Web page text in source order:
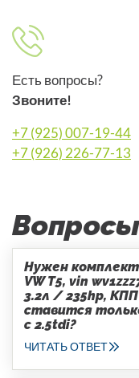
Есть вопросы?
Звоните!
+7 (925) 007-19-44
+7 (926) 226-77-13
Нужен
VW T5, vin
3.2л / 235hp, КПП
ставится
с 2.5tdi?
ЧИТАТЬ ОТВЕТ